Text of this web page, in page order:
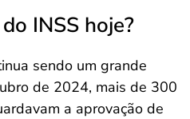
INSS hoje?
sendo um grande
de 2024, mais de 300
a aprovação de